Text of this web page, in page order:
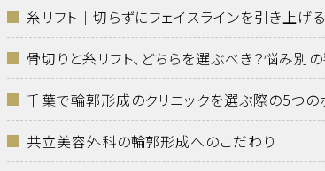
糸リフト｜切らずにフェイスラインを引き上げる
骨切りと糸リフト、どちらを選ぶべき？悩み別
千葉で輪郭形成のクリニックを選ぶ際の5つの
共立美容外科の輪郭形成へのこだわり